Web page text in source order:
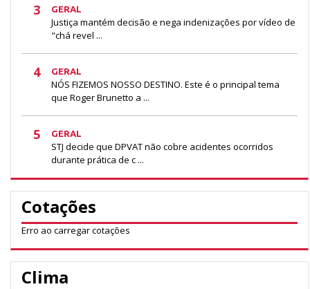
3 GERAL
Justiça mantém decisão e nega indenizações por vídeo de
"chá revel ...
4 GERAL
NÓS FIZEMOS NOSSO DESTINO. Este é o principal tema
que Roger Brunetto a ...
5 GERAL
STJ decide que DPVAT não cobre acidentes ocorridos
durante prática de c ...
Cotações
Erro ao carregar cotações
Clima